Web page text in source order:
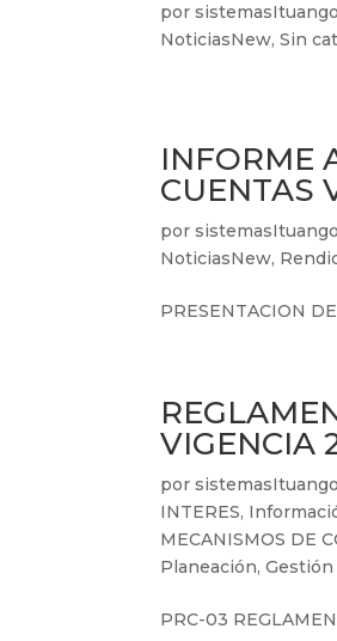
porsistemasItuango
NoticiasNew,Sin
INFORME
CUENTAS
porsistemasItuango
NoticiasNew,
PRESENTACION
VIGENCIA
porsistemasItuango
INTERES,
MECANISMOS DE
Planeación,
PRC-03